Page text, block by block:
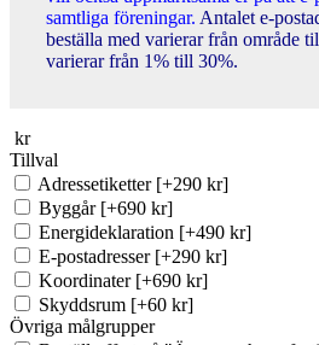
samtliga föreningar. Antalet e-
beställa med varierar från område
varierar från 1% till 30%.
kr
Tillval
Adressetiketter [+290 kr]
Byggår [+690 kr]
Energideklaration [+490 kr]
E-postadresser [+290 kr]
Koordinater [+690 kr]
Skyddsrum [+60 kr]
Övriga målgrupper